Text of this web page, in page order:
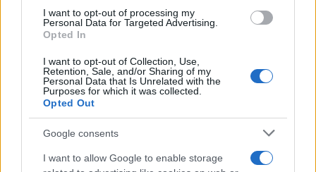
consent section.
I want to opt-out of processing my
Personal Data for Targeted Advertising.
Opted In
I want to opt-out of Collection, Use,
Retention, Sale, and/or Sharing of my
Personal Data that Is Unrelated with the
Purposes for which it was collected.
Opted Out
Google consents
I want to allow Google to enable storage
InvestirMag
Investieren24